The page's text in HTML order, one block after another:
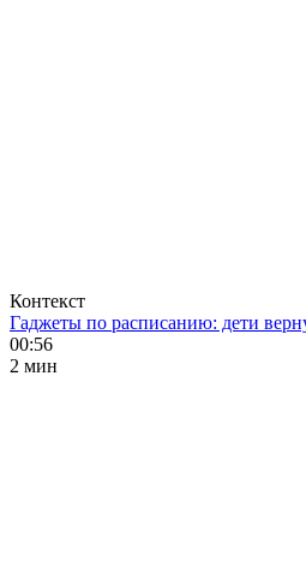
Контекст
Гаджеты по расписанию: дети
00:56
2 мин